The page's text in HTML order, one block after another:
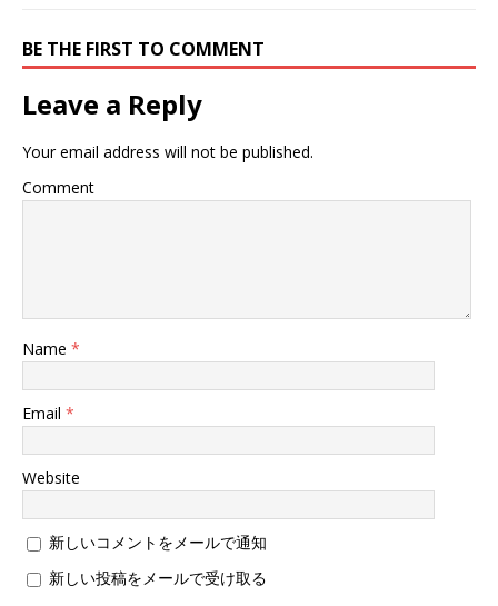
ウ
ィ
ン
ウ
で
ま
て
く
だ
い
(
い
ド
ウ
ィ
ン
ウ
で
開
ま
BE THE FIRST TO COMMENT
Leave a Reply
Your email address will not be published.
Comment
Name *
Email *
Website
新しいコメントをメールで通知
新しい投稿をメールで受け取る